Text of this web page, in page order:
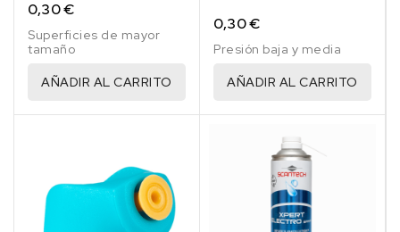
0,30 €
Superficies de mayor
tamaño
AÑADIR AL CARRITO
0,30 €
Presión baja y media
AÑADIR AL CARRITO